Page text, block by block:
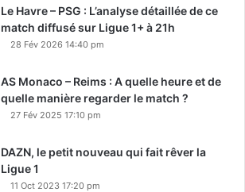
Le Havre – PSG : L’analyse détaillée de ce
match diffusé sur Ligue 1+ à 21h
28 Fév 2026 14:40 pm
AS Monaco – Reims : A quelle heure et de
quelle manière regarder le match ?
27 Fév 2025 17:10 pm
DAZN, le petit nouveau qui fait rêver la
Ligue 1
11 Oct 2023 17:20 pm